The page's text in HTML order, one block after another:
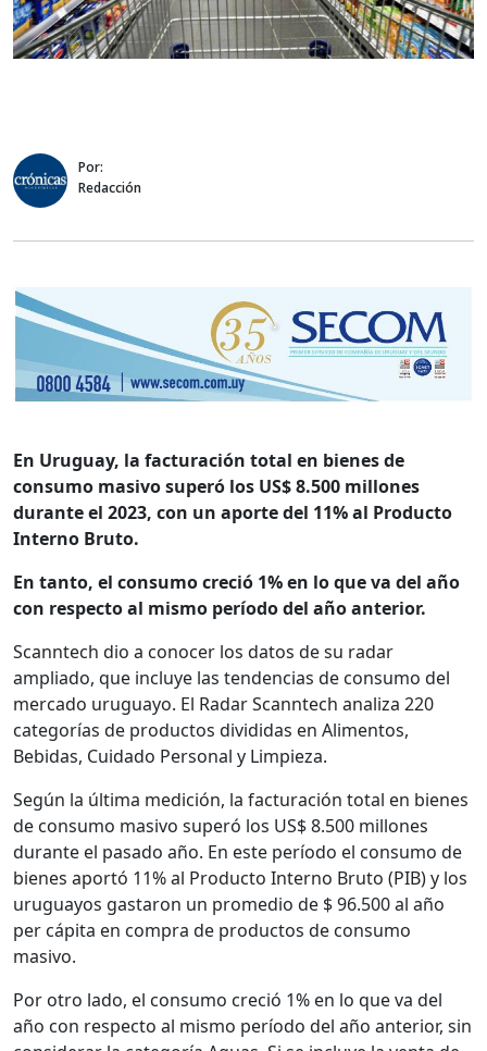
Por:
Redacción
En Uruguay, la facturación total en bienes de
consumo masivo superó los US$ 8.500 millones
durante el 2023, con un aporte del 11% al Producto
Interno Bruto.
En tanto, el consumo creció 1% en lo que va del año
con respecto al mismo período del año anterior.
Scanntech dio a conocer los datos de su radar
ampliado, que incluye las tendencias de consumo del
mercado uruguayo. El Radar Scanntech analiza 220
categorías de productos divididas en Alimentos,
Bebidas, Cuidado Personal y Limpieza.
Según la última medición, la facturación total en bienes
de consumo masivo superó los US$ 8.500 millones
durante el pasado año. En este período el consumo de
bienes aportó 11% al Producto Interno Bruto (PIB) y los
uruguayos gastaron un promedio de $ 96.500 al año
per cápita en compra de productos de consumo
masivo.
Por otro lado, el consumo creció 1% en lo que va del
año con respecto al mismo período del año anterior, sin